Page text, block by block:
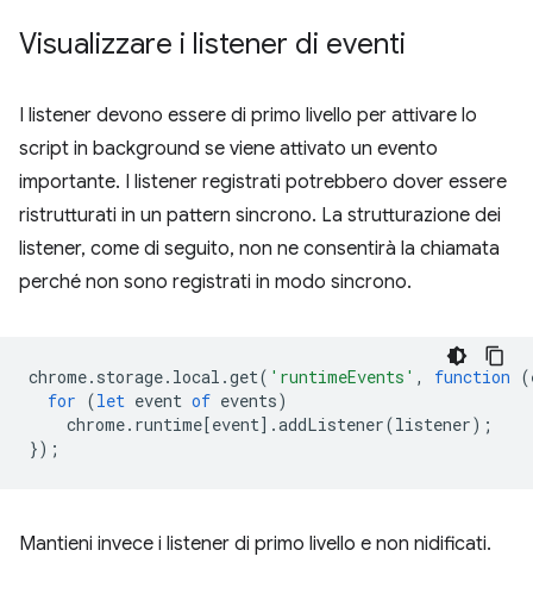
Visualizzare i listener di eventi
I listener devono essere di primo livello per attivare lo
script in background se viene attivato un evento
importante. I listener registrati potrebbero dover essere
ristrutturati in un pattern sincrono. La strutturazione dei
listener, come di seguito, non ne consentirà la chiamata
perché non sono registrati in modo sincrono.
chrome. storage. local .get( 'runtimeEvents' , function (
for (let event of events)
chrome. runtime[event].addListener(listener);
});
Mantieni invece i listener di primo livello e non nidificati.